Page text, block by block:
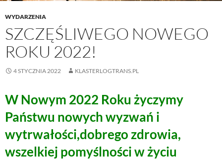
WYDARZENIA
SZCZĘŚLIWEGO NOWEGO
ROKU 2022!
4 STYCZNIA 2022 KLASTERLOGTRANS.PL
W Nowym 2022 Roku życzymy
Państwu nowych wyzwań i
wytrwałości,dobrego zdrowia,
wszelkiej pomyślności w życiu